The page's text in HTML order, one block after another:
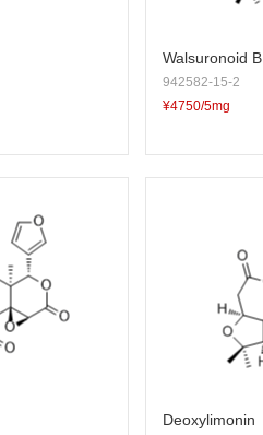
Walsuronoid B
942582-15-2
¥4750/5mg
Deoxylimonin